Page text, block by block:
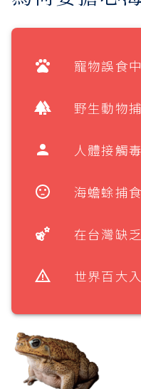
寵物誤食
野生動物
人體接觸
海蟾蜍捕
在台灣缺
世界百大